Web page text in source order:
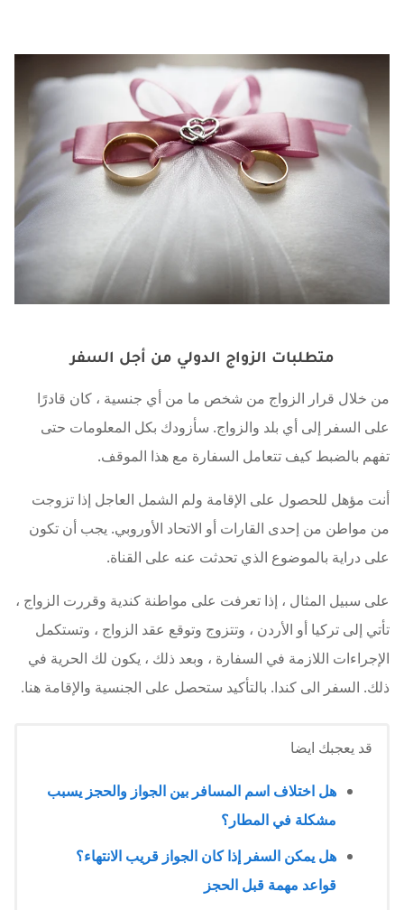
متطلبات الزواج الدولي من أجل السفر
من خلال قرار الزواج من شخص ما من أي جنسية ، كان قادرًا
على السفر إلى أي بلد والزواج. سأزودك بكل المعلومات حتى
تفهم بالضبط كيف تتعامل السفارة مع هذا الموقف.
أنت مؤهل للحصول على الإقامة ولم الشمل العاجل إذا تزوجت
من مواطن من إحدى القارات أو الاتحاد الأوروبي. يجب أن تكون
على دراية بالموضوع الذي تحدثت عنه على القناة.
على سبيل المثال ، إذا تعرفت على مواطنة كندية وقررت الزواج ،
تأتي إلى تركيا أو الأردن ، وتتزوج وتوقع عقد الزواج ، وتستكمل
الإجراءات اللازمة في السفارة ، وبعد ذلك ، يكون لك الحرية في
ذلك. السفر الى كندا. بالتأكيد ستحصل على الجنسية والإقامة هنا.
قد يعجبك ايضا
هل اختلاف اسم المسافر بين الجواز والحجز يسبب
مشكلة في المطار؟
هل يمكن السفر إذا كان الجواز قريب الانتهاء؟
قواعد مهمة قبل الحجز